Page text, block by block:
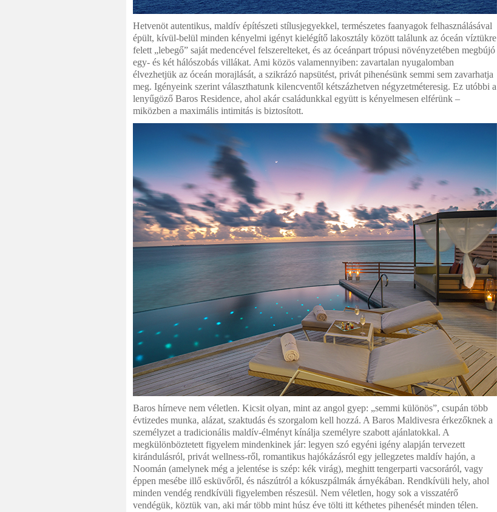
Hetvenöt autentikus, maldív építészeti stílusjegyekkel, természetes faanyagok felhasználásával
épült, kívül-belül minden kényelmi igényt kielégítő lakosztály között találunk az óceán víztükre
felett „lebegő” saját medencével felszerelteket, és az óceánpart trópusi növényzetében megbújó
egy- és két hálószobás villákat. Ami közös valamennyiben: zavartalan nyugalomban
élvezhetjük az óceán morajlását, a szikrázó napsütést, privát pihenésünk semmi sem zavarhatja
meg. Igényeink szerint választhatunk kilencventől kétszázhetven négyzetméteresig. Ez utóbbi a
lenyűgöző Baros Residence, ahol akár családunkkal együtt is kényelmesen elférünk –
miközben a maximális intimitás is biztosított.
Baros hírneve nem véletlen. Kicsit olyan, mint az angol gyep: „semmi különös”, csupán több
évtizedes munka, alázat, szaktudás és szorgalom kell hozzá. A Baros Maldivesra érkezőknek a
személyzet a tradicionális maldív-élményt kínálja személyre szabott ajánlatokkal. A
megkülönböztetett figyelem mindenkinek jár: legyen szó egyéni igény alapján tervezett
kirándulásról, privát wellness-ről, romantikus hajókázásról egy jellegzetes maldív hajón, a
Noomán (amelynek még a jelentése is szép: kék virág), meghitt tengerparti vacsoráról, vagy
éppen mesébe illő esküvőről, és nászútról a kókuszpálmák árnyékában. Rendkívüli hely, ahol
minden vendég rendkívüli figyelemben részesül. Nem véletlen, hogy sok a visszatérő
vendégük, köztük van, aki már több mint húsz éve tölti itt kéthetes pihenését minden télen.